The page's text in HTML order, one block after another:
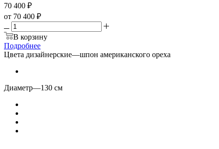
70 400 ₽
от 70 400 ₽
В корзину
Подробнее
Цвета дизайнерские—шпон американского ореха
Диаметр—130 см